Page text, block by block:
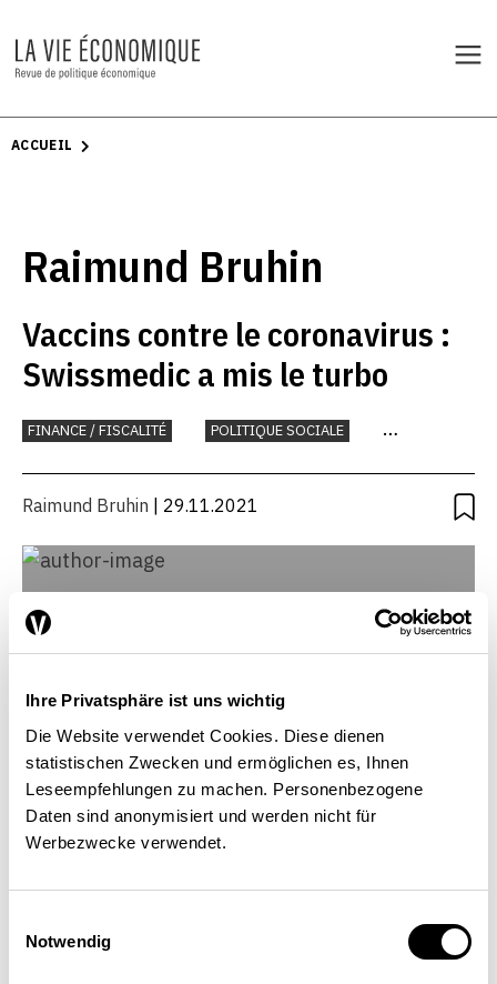
Ihre Privatsphäre ist uns wichtig
Die Website verwendet Cookies. Diese dienen
statistischen Zwecken und ermöglichen es, Ihnen
Leseempfehlungen zu machen. Personenbezogene
Daten sind anonymisiert und werden nicht für
Werbezwecke verwendet.
Notwendig
ACCUEIL
Raimund Bruhin
Vaccins contre le coronavirus :
Swissmedic a mis le turbo
FINANCE / FISCALITÉ
POLITIQUE SOCIALE
Raimund Bruhin | 29.11.2021
Directeur de Swissmedic, Berne